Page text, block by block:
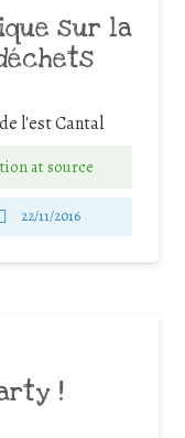
sur la
l'est Cantal
at source
22/11/2016
!